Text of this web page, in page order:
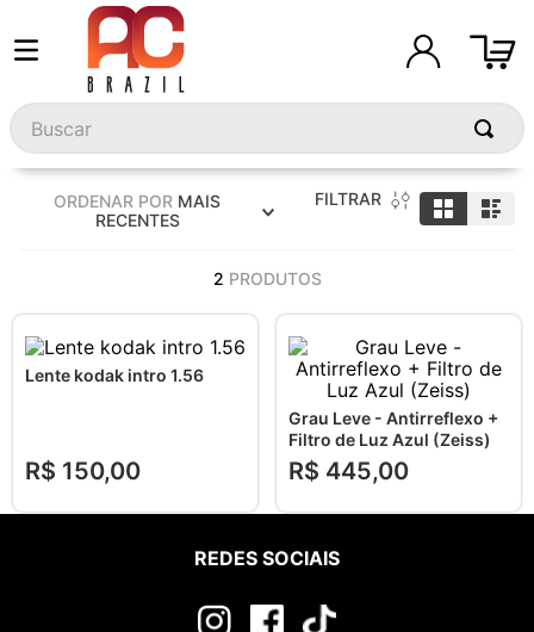
Buscar
ORDENAR POR MAIS
RECENTES
FILTRAR
2 PRODUTOS
Lente kodak intro 1.56
R$ 150,00
Grau Leve - Antirreflexo +
Filtro de Luz Azul (Zeiss)
R$ 445,00
REDES SOCIAIS